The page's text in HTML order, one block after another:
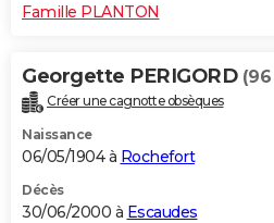
Famille PLANTON
Georgette PERIGORD
Créer une cagnotte obsèques
Naissance
06/05/1904 à Rochefort
Décès
30/06/2000 à Escaudes